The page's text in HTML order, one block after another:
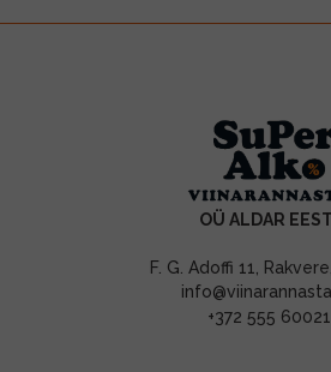
OÜ ALDAR EESTI
F. G. Adoffi 11,
+372 555 60021